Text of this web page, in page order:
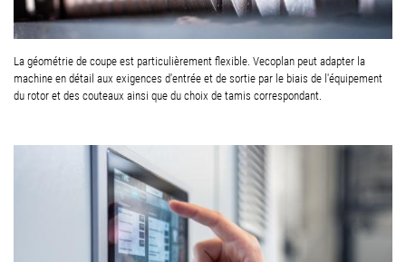
La géométrie de coupe est particulièrement flexible. Vecoplan peut adapter la
machine en détail aux exigences d'entrée et de sortie par le biais de l'équipement
du rotor et des couteaux ainsi que du choix de tamis correspondant.